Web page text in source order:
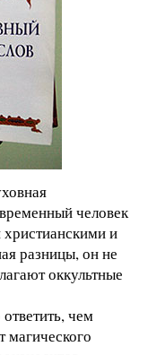
человек
и
разницы, он не
оккультные
чем
магического